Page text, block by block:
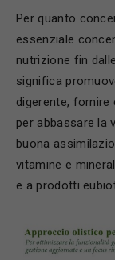
Per quanto
essenziale
nutrizione fin
significa
digerente,
per abbassare la
buona
vitamine e
e a prodotti